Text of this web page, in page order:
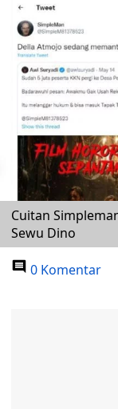
Cuitan
Sewu Dino
0 Komentar